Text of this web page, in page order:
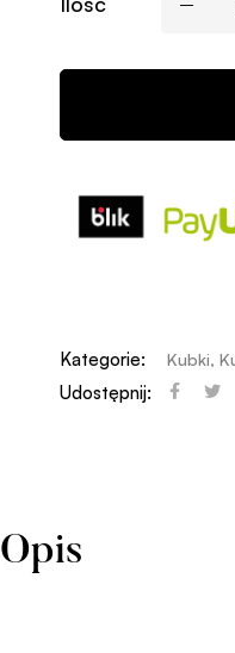
Kategorie: Kubki,
Udostępnij:
Opis